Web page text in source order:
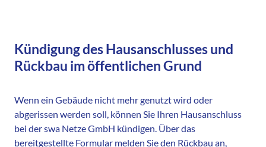
Kündigung des Hausanschlusses und
Rückbau im öffentlichen Grund
Wenn ein Gebäude nicht mehr genutzt wird oder
abgerissen werden soll, können Sie Ihren Hausanschluss
bei der swa Netze GmbH kündigen. Über das
bereitgestellte Formular melden Sie den Rückbau an,